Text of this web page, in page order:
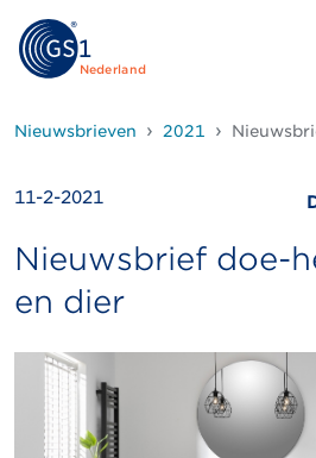
Nederland
Nieuwsbrieven 2021 Nieuwsbrief doe-het-
11-2-2021
Nieuwsbrief doe-
en dier